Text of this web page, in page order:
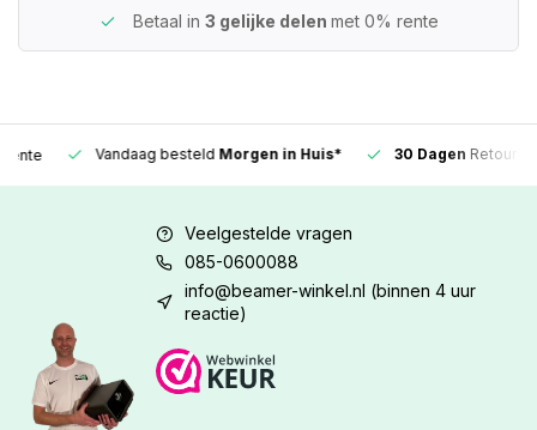
Betaal in 3 gelijke delen met 0% rente
Vandaag besteldMorgen in Huis* 30 DagenRetour*
Veelgestelde vragen
085-0600088
info@beamer-winkel.nl (binnen 4 uur
reactie)